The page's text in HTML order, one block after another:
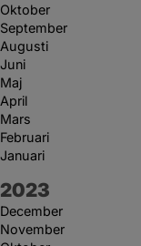
Oktober
September
Augusti
Juni
Maj
April
Mars
Februari
Januari
År:
2023
December
November